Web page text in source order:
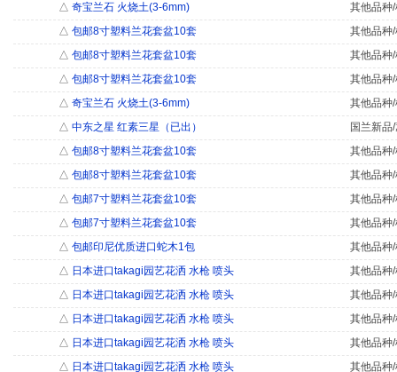
△ 奇宝兰石 火烧土(3-6mm)
其他品种
△ 包邮8寸塑料兰花套盆10套
其他品种
△ 包邮8寸塑料兰花套盆10套
其他品种
△ 包邮8寸塑料兰花套盆10套
其他品种
△ 奇宝兰石 火烧土(3-6mm)
其他品种
△ 中东之星 红素三星（已出）
国兰新品
△ 包邮8寸塑料兰花套盆10套
其他品种
△ 包邮8寸塑料兰花套盆10套
其他品种
△ 包邮7寸塑料兰花套盆10套
其他品种
△ 包邮7寸塑料兰花套盆10套
其他品种
△ 包邮印尼优质进口蛇木1包
其他品种
△ 日本进口takagi园艺花洒 水枪 喷头
其他品种
△ 日本进口takagi园艺花洒 水枪 喷头
其他品种
△ 日本进口takagi园艺花洒 水枪 喷头
其他品种
△ 日本进口takagi园艺花洒 水枪 喷头
其他品种
△ 日本进口takagi园艺花洒 水枪 喷头 其他品种